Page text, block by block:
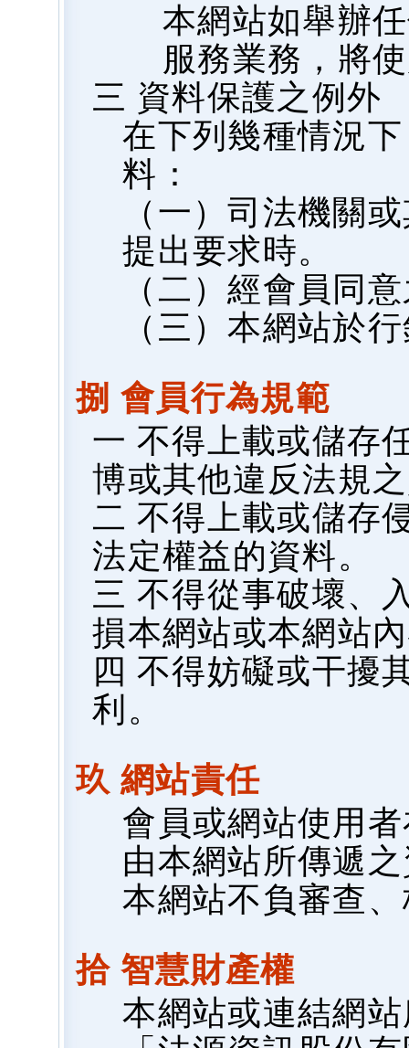
本網站如舉辦
服務業務，將
三 資料保護之例外
在下列幾種情況
料：
（一）司法機關
提出要求時。
（二）經會員同
（三）本網站於
捌 會員行為規範
一 不得上載或儲存
博或其他違反法規
二 不得上載或儲存
法定權益的資料。
三 不得從事破壞、
損本網站或本網站
四 不得妨礙或干擾
利。
玖 網站責任
會員或網站使用
由本網站所傳遞
本網站不負審查
拾 智慧財產權
本網站或連結網